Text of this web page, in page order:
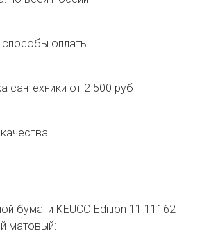
оплаты
сантехники от 2 500 руб
бумаги KEUCO Edition 11 11162
матовый: